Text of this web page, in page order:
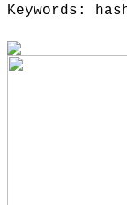
Keywords: